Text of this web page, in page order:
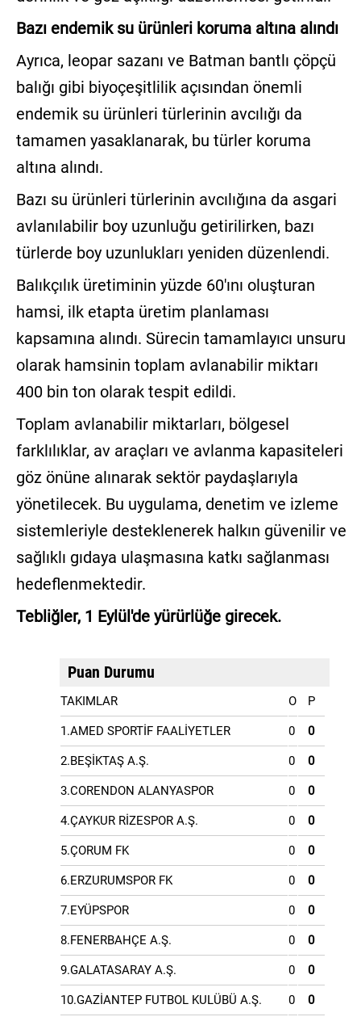
Bazı endemik su ürünleri koruma altına alındı
Ayrıca, leopar sazanı ve Batman bantlı çöpçü
balığı gibi biyoçeşitlilik açısından önemli
endemik su ürünleri türlerinin avcılığı da
tamamen yasaklanarak, bu türler koruma
altına alındı.
Bazı su ürünleri türlerinin avcılığına da asgari
avlanılabilir boy uzunluğu getirilirken, bazı
türlerde boy uzunlukları yeniden düzenlendi.
Balıkçılık üretiminin yüzde 60'ını oluşturan
hamsi, ilk etapta üretim planlaması
kapsamına alındı. Sürecin tamamlayıcı unsuru
olarak hamsinin toplam avlanabilir miktarı
400 bin ton olarak tespit edildi.
Toplam avlanabilir miktarları, bölgesel
farklılıklar, av araçları ve avlanma kapasiteleri
göz önüne alınarak sektör paydaşlarıyla
yönetilecek. Bu uygulama, denetim ve izleme
sistemleriyle desteklenerek halkın güvenilir ve
sağlıklı gıdaya ulaşmasına katkı sağlanması
hedeflenmektedir.
Tebliğler, 1 Eylül'de yürürlüğe girecek.
Puan Durumu
TAKIMLAR O P
1.AMED SPORTİF FAALİYETLER 0 0
2.BEŞİKTAŞ A.Ş. 0 0
3.CORENDON ALANYASPOR 0 0
4.ÇAYKUR RİZESPOR A.Ş. 0 0
5.ÇORUM FK 0 0
6.ERZURUMSPOR FK 0 0
7.EYÜPSPOR 0 0
8.FENERBAHÇE A.Ş. 0 0
9.GALATASARAY A.Ş. 0 0
10.GAZİANTEP FUTBOL KULÜBÜ A.Ş. 0 0